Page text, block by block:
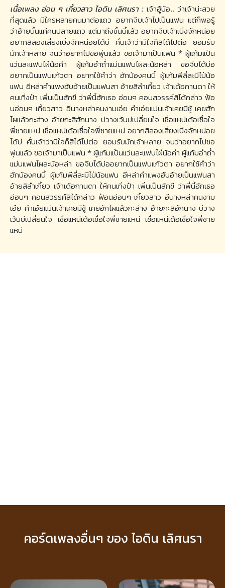
เนื้อเพลง อ่อน ๆ เกี้ยวสาว ไอดิน เลิศนรา : เจ้าฮู้บ้อ.. ว่าเจ้าน่ะสวย
ที่สุดแล้ว มีใครหลายคนมาต่อแถว อยากจีบเจ้าไปเป็นแฟน แต่ก็พอรู้
ว่าอ้ายนั้นแค่คนปลายแถว แต่มาถึงขั้นนี้แล้ว อยากจีบเจ้าเบิ่งจักหน่อย
อยากสิลองเสี่ยงเบิ่งจักหน่อยได้บ่ คั่นเจ้าว่ามีใจก็สิได้ไปต่อ ยอมรับ
มักเจ้าหลาย จนว่าอยากไปขอพุ่นแล้ว ขอเจ้ามาเป็นแฟน * ผู้แก้มแป้น
แว่นละแฟนไผ๋น้อคำ ผู้แก้มอำถ่ำแม่นแฟนไผละน้อหล่า ขอจีบได้บ่อ
อยากเป็นแฟนแก้วตา อยากใช้คำว่า ฮักน้องคนนี้ ผู้แก้มพีลี่ละมีไป่น้อ
แฟน อีหล่าคำแพงฮับอ้ายเป็นแฟนสา อ้ายสิลำเกี้ยว เจ้าเด้อกานดา ให้
คนเทิ่งป๋า เพิ่นเป็นสักขี ว่าพี่นี้ฮักเธอ อ่อนๆ คอนสวรรค์สิได้กล่าว ฟ้อ
นอ่อนๆ เกี้ยวสาว อีนางหล่าคนงามเอ๋ย คำเอ๋ยแม่นเจ้าเคยมีชู้ เคยฮัก
ไผแล้วกะส่าง อ้ายกะสิฮักนาง บ่วางเว้นบ่เปลี่ยนใจ เชื่อแหน่เด้อเชื่อใจ
พี่ชายแหน่ เชื่อแหน่เด้อเชื่อใจพี่ชายแหน่ อยากสิลองเสี่ยงเบิ่งจักหน่อย
ได้บ่ คั่นเจ้าว่ามีใจก็สิได้ไปต่อ ยอมรับมักเจ้าหลาย จนว่าอยากไปขอ
พุ่นแล้ว ขอเจ้ามาเป็นแฟน * ผู้แก้มแป้นแว่นละแฟนไผ๋น้อคำ ผู้แก้มอำถ่ำ
แม่นแฟนไผละน้อหล่า ขอจีบได้บ่ออยากเป็นแฟนแก้วตา อยากใช้คำว่า
ฮักน้องคนนี้ ผู้แก้มพีลี่ละมีไป่น้อแฟน อีหล่าคำแพงฮับอ้ายเป็นแฟนสา
อ้ายสิลำเกี้ยว เจ้าเด้อกานดา ให้คนเทิ่งป๋า เพิ่นเป็นสักขี ว่าพี่นี้ฮักเธอ
อ่อนๆ คอนสวรรค์สิได้กล่าว ฟ้อนอ่อนๆ เกี้ยวสาว อีนางหล่าคนงาม
เอ๋ย คำเอ๋ยแม่นเจ้าเคยมีชู้ เคยฮักไผแล้วกะส่าง อ้ายกะสิฮักนาง บ่วาง
เว้นบ่เปลี่ยนใจ เชื่อแหน่เด้อเชื่อใจพี่ชายแหน่ เชื่อแหน่เด้อเชื่อใจพี่ชาย
แหน่
คอร์ดเพลงอื่นๆ ของ ไอดิน เลิศนรา